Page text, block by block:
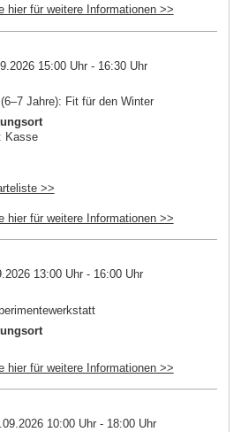
hier für weitere Informationen >>
15:00 Uhr - 16:30 Uhr
Jahre): Fit für den Winter
Kasse
>>
hier für weitere Informationen >>
13:00 Uhr - 16:00 Uhr
hier für weitere Informationen >>
10:00 Uhr - 18:00 Uhr